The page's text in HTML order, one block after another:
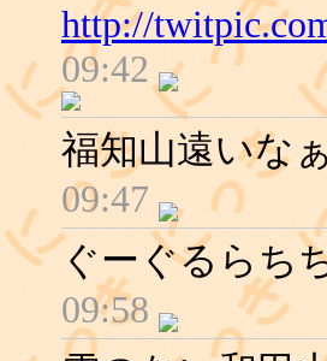
http://
09:42
福知山遠いなぁ
09:47
ぐーぐるらち
09:58